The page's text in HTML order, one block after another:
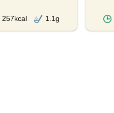
257kcal 1.1g